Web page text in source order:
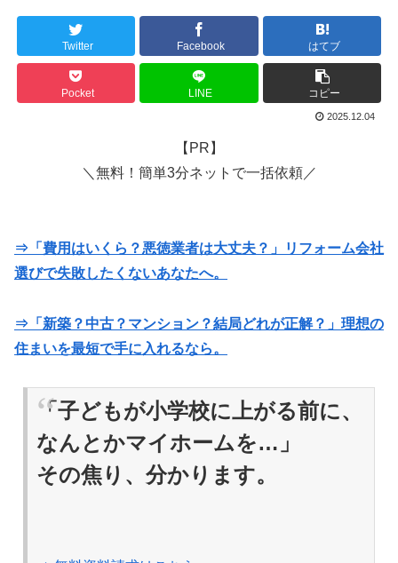
Twitter Facebook はてブ
Pocket LINE コピー
2025.12.04
【PR】
＼無料！簡単3分ネットで一括依頼／
⇒「費用はいくら？悪徳業者は大丈夫？」リフォーム会社
選びで失敗したくないあなたへ。
⇒「新築？中古？マンション？結局どれが正解？」理想の
住まいを最短で手に入れるなら。
「子どもが小学校に上がる前に、
なんとかマイホームを…」
その焦り、分かります。